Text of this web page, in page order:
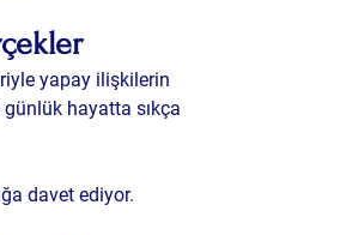
yapay ilişkilerin
günlük hayatta sıkça
davet ediyor.